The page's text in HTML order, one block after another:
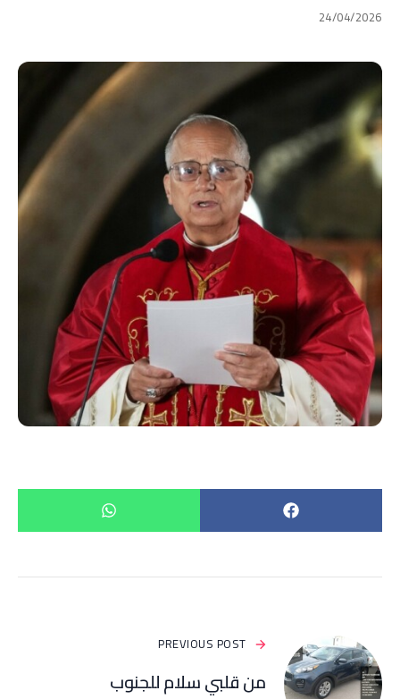
24/04/2026
PREVIOUS POST
من قلبي سلام للجنوب